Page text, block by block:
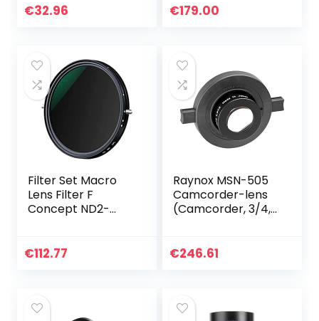
€32.96
M1 M2 M3 M5 M6
€179.00
Filter Set Macro
Lens Filter F
Concept ND2-
Circulaire
€112.77
Raynox MSN-505
Camcorder-lens
(Camcorder, 3/4,
€246.61